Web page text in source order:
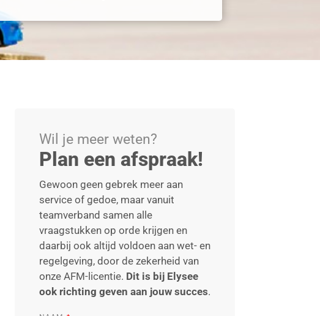
Wil je meer weten?
Plan een afspraak!
Gewoon geen gebrek meer aan
service of gedoe, maar vanuit
teamverband samen alle
vraagstukken op orde krijgen en
daarbij ook altijd voldoen aan wet- en
regelgeving, door de zekerheid van
onze AFM-licentie. Dit is bij Elysee
ook richting geven aan jouw succes.